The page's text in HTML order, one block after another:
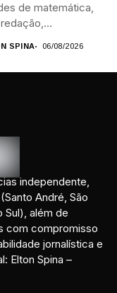
de matemática,
SPINA 06/08/2026
independente,
André, São
Sul), além de
com compromisso
jornalística e
Elton Spina –